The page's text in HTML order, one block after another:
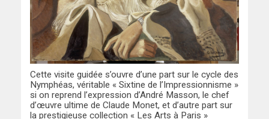
Cette visite guidée s’ouvre d’une part sur le cycle des
Nymphéas, véritable « Sixtine de l’Impressionnisme »
si on reprend l’expression d’André Masson, le chef
d’œuvre ultime de Claude Monet, et d’autre part sur
la prestigieuse collection « Les Arts à Paris »